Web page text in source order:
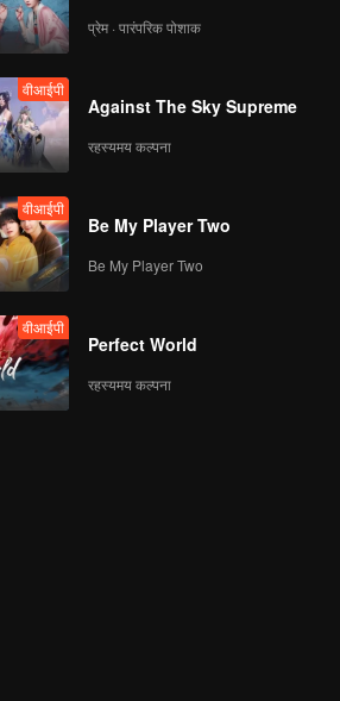
प्रेम · पारंपरिक पोशाक
वीआईपी
Against The Sky Supreme
रहस्यमय कल्पना
वीआईपी
Be My Player Two
Be My Player Two
वीआईपी
Perfect World
रहस्यमय कल्पना